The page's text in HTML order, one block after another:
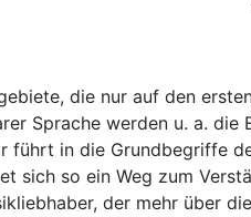
die nur auf den
Sprache werden u. a.
in die Grundbegriffe
so ein Weg zum
der mehr über